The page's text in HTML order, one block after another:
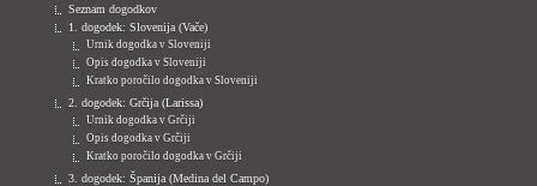
Seznam dogodkov
1. dogodek: Slovenija (Vače)
Urnik dogodka v Sloveniji
Opis dogodka v Sloveniji
Kratko poročilo dogodka v Sloveniji
2. dogodek: Grčija (Larissa)
Urnik dogodka v Grčiji
Opis dogodka v Grčiji
Kratko poročilo dogodka v Grčiji
3. dogodek: Španija (Medina del Campo)